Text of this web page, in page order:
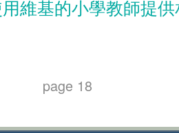
維基的小學教師提供
page 18